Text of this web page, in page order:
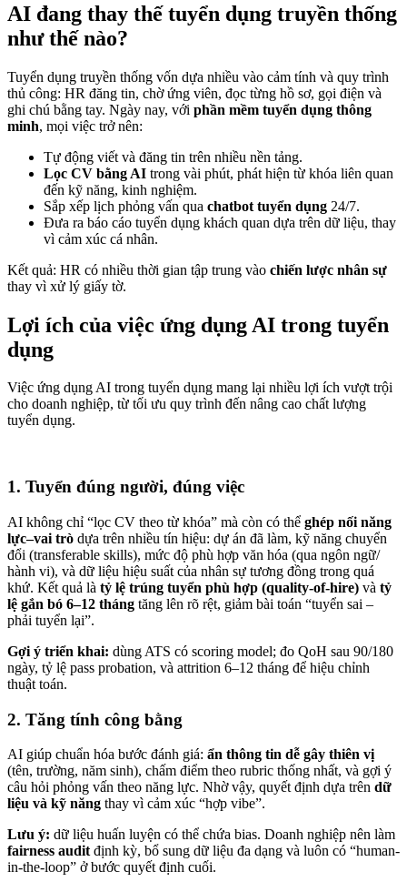
AI đang thay thế tuyển dụng truyền thống
như thế nào?
Tuyển dụng truyền thống vốn dựa nhiều vào cảm tính và quy trình
thủ công: HR đăng tin, chờ ứng viên, đọc từng hồ sơ, gọi điện và
ghi chú bằng tay. Ngày nay, với phần mềm tuyển dụng thông
minh, mọi việc trở nên:
Tự động viết và đăng tin trên nhiều nền tảng.
Lọc CV bằng AI trong vài phút, phát hiện từ khóa liên quan
đến kỹ năng, kinh nghiệm.
Sắp xếp lịch phỏng vấn qua chatbot tuyển dụng 24/7.
Đưa ra báo cáo tuyển dụng khách quan dựa trên dữ liệu, thay
vì cảm xúc cá nhân.
Kết quả: HR có nhiều thời gian tập trung vào chiến lược nhân sự
thay vì xử lý giấy tờ.
Lợi ích của việc ứng dụng AI trong tuyển
dụng
Việc ứng dụng AI trong tuyển dụng mang lại nhiều lợi ích vượt trội
cho doanh nghiệp, từ tối ưu quy trình đến nâng cao chất lượng
tuyển dụng.
1. Tuyển đúng người, đúng việc
AI không chỉ “lọc CV theo từ khóa” mà còn có thể ghép nối năng
lực–vai trò dựa trên nhiều tín hiệu: dự án đã làm, kỹ năng chuyển
đổi (transferable skills), mức độ phù hợp văn hóa (qua ngôn ngữ/
hành vi), và dữ liệu hiệu suất của nhân sự tương đồng trong quá
khứ. Kết quả là tỷ lệ trúng tuyển phù hợp (quality-of-hire) và tỷ
lệ gắn bó 6–12 tháng tăng lên rõ rệt, giảm bài toán “tuyển sai –
phải tuyển lại”.
Gợi ý triển khai: dùng ATS có scoring model; đo QoH sau 90/180
ngày, tỷ lệ pass probation, và attrition 6–12 tháng để hiệu chỉnh
thuật toán.
2. Tăng tính công bằng
AI giúp chuẩn hóa bước đánh giá: ẩn thông tin dễ gây thiên vị
(tên, trường, năm sinh), chấm điểm theo rubric thống nhất, và gợi ý
câu hỏi phỏng vấn theo năng lực. Nhờ vậy, quyết định dựa trên dữ
liệu và kỹ năng thay vì cảm xúc “hợp vibe”.
Lưu ý: dữ liệu huấn luyện có thể chứa bias. Doanh nghiệp nên làm
fairness audit định kỳ, bổ sung dữ liệu đa dạng và luôn có “human-
in-the-loop” ở bước quyết định cuối.